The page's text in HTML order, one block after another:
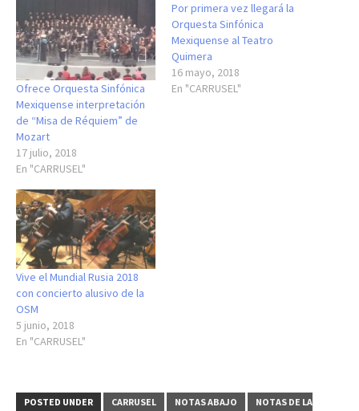
Ofrece Orquesta Sinfónica
Mexiquense interpretación
de “Misa de Réquiem” de
Mozart
17 julio, 2018
En "CARRUSEL"
Por primera vez llegará la
Orquesta Sinfónica
Mexiquense al Teatro
Quimera
16 mayo, 2018
En "CARRUSEL"
Vive el Mundial Rusia 2018
con concierto alusivo de la
OSM
5 junio, 2018
En "CARRUSEL"
POSTED UNDER CARRUSEL NOTAS ABAJO
NOTAS DE LA